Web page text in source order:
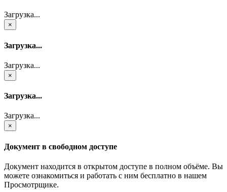
Загрузка...
×
Загрузка...
Загрузка...
×
Загрузка...
Загрузка...
×
Документ в свободном доступе
Документ находится в открытом доступе в полном объёме. Вы
можете ознакомиться и работать с ним бесплатно в нашем
Просмотрщике.